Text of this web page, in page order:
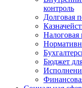
контроль
Долговая
Налоговая
Бюджет